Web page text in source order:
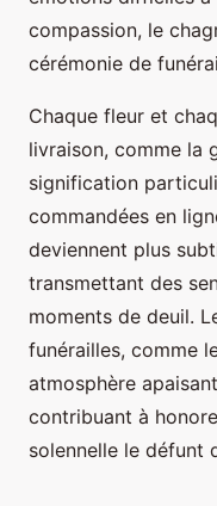
compassion, le
cérémonie de
Chaque fleur et
livraison, comme la
signification
commandées en
deviennent plus
transmettant des
moments de deuil.
funérailles, comme
atmosphère
contribuant à
solennelle le défunt